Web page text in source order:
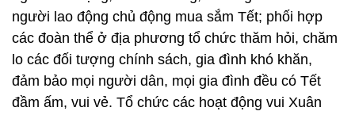
người lao động chủ động mua sắm Tết; phối hợp
các đoàn thể ở địa phương tổ chức thăm hỏi, chăm
lo các đối tượng chính sách, gia đình khó khăn,
đảm bảo mọi người dân, mọi gia đình đều có Tết
đầm ấm, vui vẻ. Tổ chức các hoạt động vui Xuân